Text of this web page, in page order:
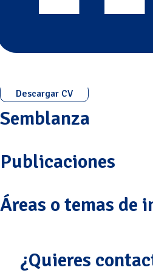
Descargar CV
Semblanza
Publicaciones
Áreas o temas de
¿Quieres